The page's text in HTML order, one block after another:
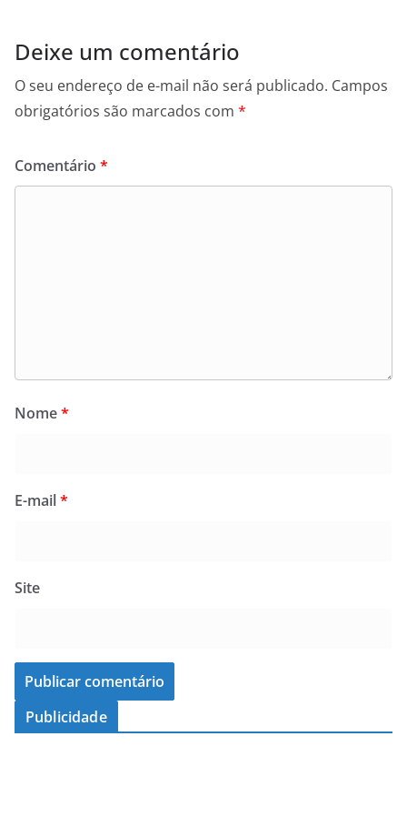
Deixe um comentário
O seu endereço de e-mail não será publicado. Campos
obrigatórios são marcados com *
Comentário *
Nome*
E-mail*
Site
Publicidade